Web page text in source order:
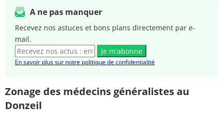
A ne pas manquer
Recevez nos astuces et bons plans directement par e-
mail.
Je m'abonne
En savoir plus sur notre politique de confidentialité
Zonage des médecins généralistes au
Donzeil